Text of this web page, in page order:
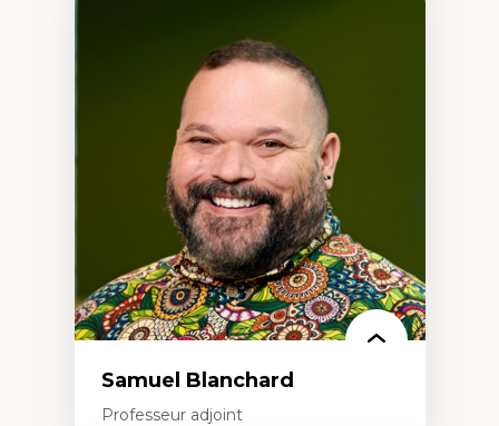
Discours sur la ville et représentations
Mosquées, formes et usages au Canada
Reconnaissance et représentations des
communautés immigrantes dans l'espace
Design architectural et urbain
Patrimoine et patrimonialisation
Études postcoloniales et décolonisation des
savoirs
Samuel Blanchard
Professeur adjoint